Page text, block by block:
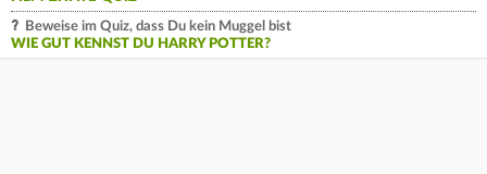
Beweise im Quiz, dass Du kein Muggel bist
WIE GUT KENNST DU HARRY POTTER?